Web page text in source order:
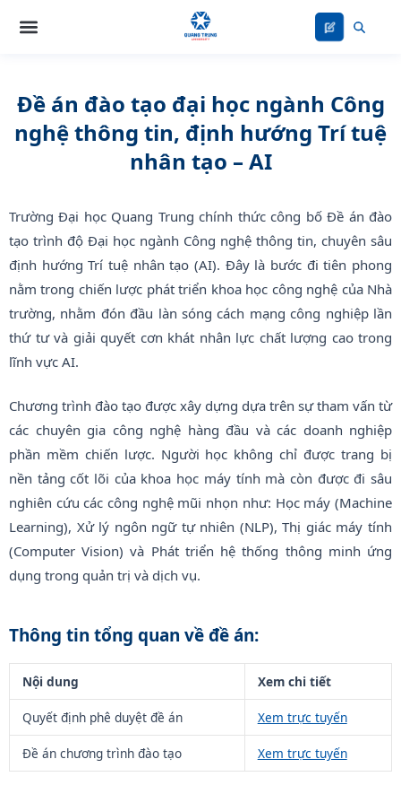
Đề án đào tạo đại học ngành Công
nghệ thông tin, định hướng Trí tuệ
nhân tạo – AI
Trường Đại học Quang Trung chính thức công bố Đề án đào
tạo trình độ Đại học ngành Công nghệ thông tin, chuyên sâu
định hướng Trí tuệ nhân tạo (AI). Đây là bước đi tiên phong
nằm trong chiến lược phát triển khoa học công nghệ của Nhà
trường, nhằm đón đầu làn sóng cách mạng công nghiệp lần
thứ tư và giải quyết cơn khát nhân lực chất lượng cao trong
lĩnh vực AI.
Chương trình đào tạo được xây dựng dựa trên sự tham vấn từ
các chuyên gia công nghệ hàng đầu và các doanh nghiệp
phần mềm chiến lược. Người học không chỉ được trang bị
nền tảng cốt lõi của khoa học máy tính mà còn được đi sâu
nghiên cứu các công nghệ mũi nhọn như: Học máy (Machine
Learning), Xử lý ngôn ngữ tự nhiên (NLP), Thị giác máy tính
(Computer Vision) và Phát triển hệ thống thông minh ứng
dụng trong quản trị và dịch vụ.
Thông tin tổng quan về đề án:
Nội dung Xem chi tiết
Quyết định phê duyệt đề án Xem trực tuyến
Đề án chương trình đào tạo Xem trực tuyến